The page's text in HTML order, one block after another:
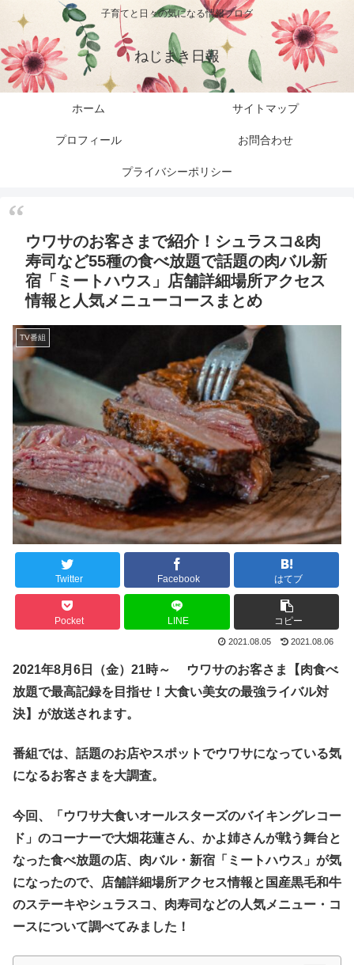
子育てと日々の気になる情報ブログ
ねじまき日報
ホーム サイトマップ
プロフィール お問合わせ
プライバシーポリシー
ウワサのお客さまで紹介！シュラスコ&肉
寿司など55種の食べ放題で話題の肉バル新
宿「ミートハウス」店舗詳細場所アクセス
情報と人気メニューコースまとめ
TV番組
Twitter Facebook はてブ
Pocket LINE コピー
2021.08.05 2021.08.06
2021年8月6日（金）21時～ ウワサのお客さま【肉食べ
放題で最高記録を目指せ！大食い美女の最強ライバル対
決】が放送されます。
番組では、話題のお店やスポットでウワサになっている気
になるお客さまを大調査。
今回、「ウワサ大食いオールスターズのバイキングレコー
ド」のコーナーで大畑花蓮さん、かよ姉さんが戦う舞台と
なった食べ放題の店、肉バル・新宿「ミートハウス」が気
になったので、店舗詳細場所アクセス情報と国産黒毛和牛
のステーキやシュラスコ、肉寿司などの人気メニュー・コ
ースについて調べてみました！